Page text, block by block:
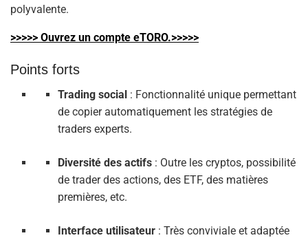
polyvalente.
>>>>> Ouvrez un compte eTORO.>>>>>
Points forts
Trading social: Fonctionnalité unique permettant
de copier automatiquement les stratégies de
traders experts.
Diversité des actifs: Outre les cryptos, possibilité
de trader des actions, des ETF, des matières
premières, etc.
Interface utilisateur: Très conviviale et adaptée